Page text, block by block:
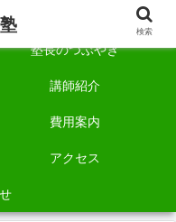
させる塾」です。
塾長のつぶやき
講師紹介
費用案内
アクセス
検索